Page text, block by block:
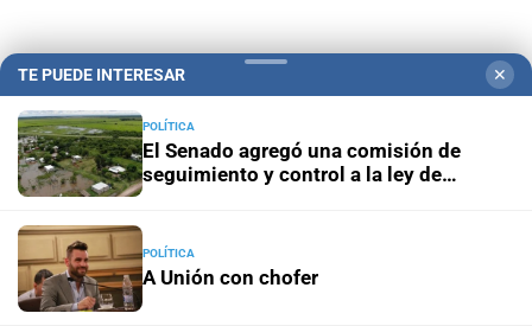
+Sucesos
TE PUEDE INTERESAR ✕
POLÍTICA
El Senado agregó una comisión de
seguimiento y control a la ley de
POLÍTICA
A Unión con chofer